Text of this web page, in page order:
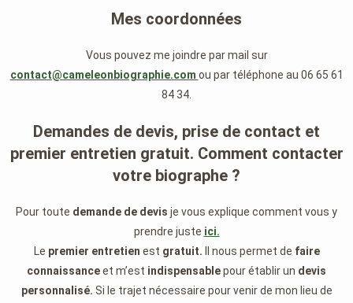
Mes coordonnées
Vous pouvez me joindre par mail sur
contact@cameleonbiographie.com ou par téléphone au 06 65 61
84 34.
Demandes de devis, prise de contact et
premier entretien gratuit. Comment contacter
votre biographe ?
Pour toute demande de devis je vous explique comment vous y
prendre juste ici.
Le premier entretien est gratuit. Il nous permet de faire
connaissanceet m’est indispensablepour établir un devis
personnalisé. Si le trajet nécessaire pour venir de mon lieu de